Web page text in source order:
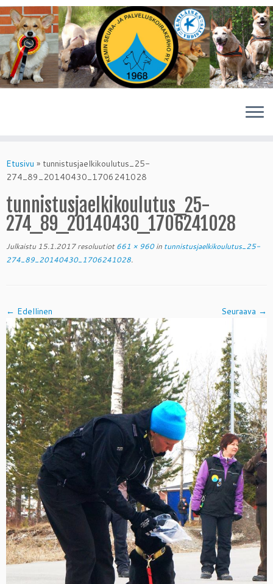
to
content
Etusivu » tunnistusjaelkikoulutus_25-
274_89_20140430_1706241028
tunnistusjaelkikoulutus_25-
274_89_20140430_1706241028
Julkaistu 15.1.2017resoluutiot661 × 960in tunnistusjaelkikoulutus_25-
274_89_20140430_1706241028.
← Edellinen Seuraava →